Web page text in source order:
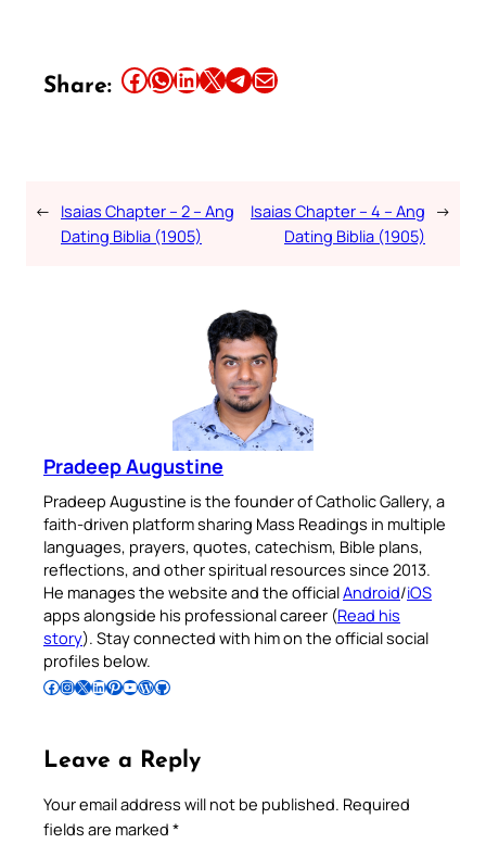
Share: Share this article on Facebook Share this article on WhatsApp Share this article on LinkedIn Share this article on X Share this article on TelegramEmail this Article
← Isaias Chapter – 2 – Ang
Dating Biblia (1905)
Isaias Chapter – 4 – Ang
Dating Biblia (1905)
→
Pradeep Augustine
Pradeep Augustine is the founder of Catholic Gallery, a
faith-driven platform sharing Mass Readings in multiple
languages, prayers, quotes, catechism, Bible plans,
reflections, and other spiritual resources since 2013.
He manages the website and the officialAndroid/iOS
apps alongside his professional career (Read his
story). Stay connected with him on the official social
profiles below.
Follow Pradeep on Facebook Follow Pradeep on InstagramFollow Pradeep on X Follow Pradeep on LinkedIn Follow Pradeep on Pinterest Subscribe to Pradeep’s Youtube Channel Follow Pradeep on WordPress Follow Pradeep on GitHub
Leave a Reply
Your email address will not be published. Required
fields are marked *